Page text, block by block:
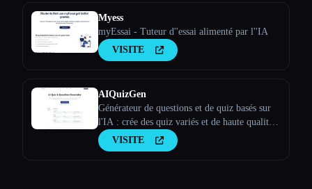
Myess
myEssai - Tuteur d''essai alimenté par l''IA
VISITE
AIQuizGen
Générateur de questions et de quiz basés sur
l'IA : crée des quiz variés et de haute qualité
en quelques minutes. Notre générateur de quiz
basé sur l'IA garantit des évaluations
VISITE